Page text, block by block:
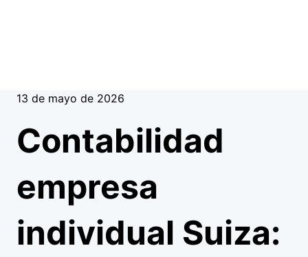
13 de mayo de 2026
Contabilidad
empresa
individual Suiza: